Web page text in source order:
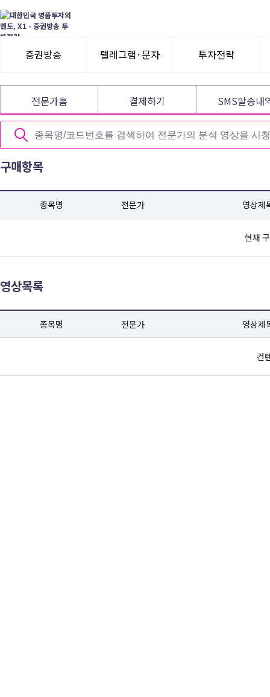
증권방송
3일 무료체험
수익률뽐내기
이용후기
텔레그램·문자
텔레그램 체험
3일 무료체험
투자전략
모멘텀이슈
전문가홈 결제하기 SMS발송내
구매항목
종목명 전문가 영상제
현재
영상목록
종목명 전문가 영상제
컨